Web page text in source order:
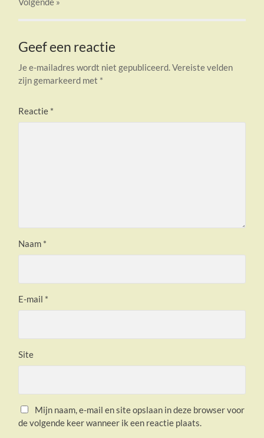
Geef een reactie
Je e-mailadres wordt niet gepubliceerd.Vereiste velden
zijn gemarkeerd met *
Reactie *
Naam *
E-mail *
Site
Mijn naam, e-mail en site opslaan in deze browser voor
de volgende keer wanneer ik een reactie plaats.